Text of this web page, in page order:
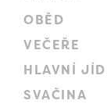
OBĚD
VEČEŘE
HLAVNÍ
SVAČINA